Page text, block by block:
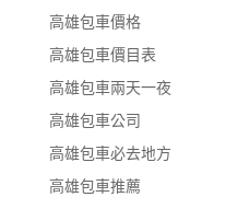
高雄包車價格
高雄包車價目表
高雄包車兩天一夜
高雄包車公司
高雄包車必去地方
高雄包車推薦